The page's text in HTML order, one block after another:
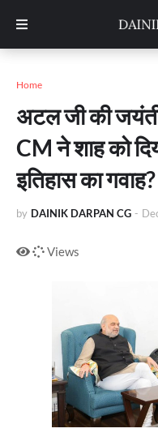
Home
अटल जी की जयंती
CM ने शाह को
इतिहास का गवाह?
by DAINIK DARPAN CG -
Views